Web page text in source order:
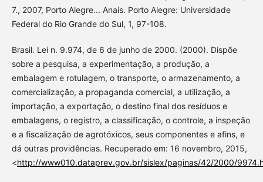
7., 2007, Porto Alegre... Anais. Porto Alegre: Universidade
Federal do Rio Grande do Sul, 1, 97-108.
Brasil. Lei n. 9.974, de 6 de junho de 2000. (2000). Dispõe
sobre a pesquisa, a experimentação, a produção, a
embalagem e rotulagem, o transporte, o armazenamento, a
comercialização, a propaganda comercial, a utilização, a
importação, a exportação, o destino final dos resíduos e
embalagens, o registro, a classificação, o controle, a inspeção
e a fiscalização de agrotóxicos, seus componentes e afins, e
dá outras providências. Recuperado em: 16 novembro, 2015,
<http://www010.dataprev.gov.br/sislex/paginas/42/2000/